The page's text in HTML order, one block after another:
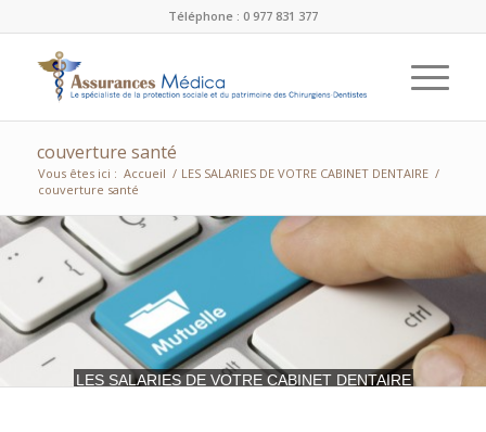
Téléphone : 0 977 831 377
couverture santé
Vous êtes ici : Accueil / LES SALARIES DE VOTRE CABINET DENTAIRE /
couverture santé
LES SALARIES DE VOTRE CABINET DENTAIRE